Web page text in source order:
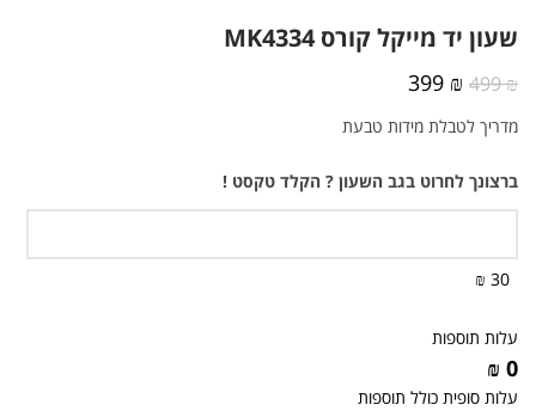
שעון יד מייקל קורס MK4334
499₪
המחיר
היה:
399 ₪
המחיר
הוא:
מדריך לטבלת מידות טבעת
ברצונך לחרוט בגב השעון ? הקלד טקסט !
30 ₪
עלות תוספות
0 ₪
עלות סופית כולל תוספות